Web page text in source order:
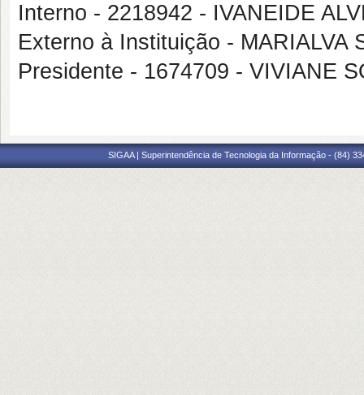
Interno - 2218942 - IVANEIDE
Externo à Instituição - MARIALVA
Presidente - 1674709 - VIVIANE
SIGAA | Superintendência de Tecnologia da Informação - (84)